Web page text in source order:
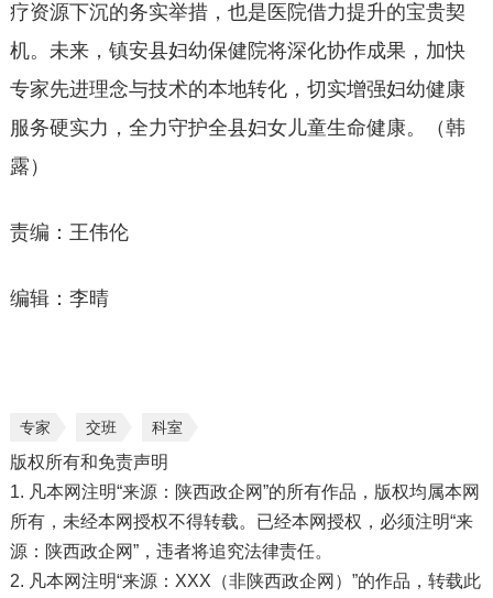
疗资源下沉的务实举措，也是医院借力提升的宝贵契
机。未来，镇安县妇幼保健院将深化协作成果，加快
专家先进理念与技术的本地转化，切实增强妇幼健康
服务硬实力，全力守护全县妇女儿童生命健康。（韩
露）
责编：王伟伦
编辑：李晴
专家 交班 科室
版权所有和免责声明
1. 凡本网注明“来源：陕西政企网”的所有作品，版权均属本网
所有，未经本网授权不得转载。已经本网授权，必须注明“来
源：陕西政企网”，违者将追究法律责任。
2. 凡本网注明“来源：XXX（非陕西政企网）”的作品，转载此